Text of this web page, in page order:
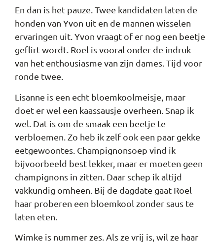
En dan is het pauze. Twee kandidaten laten de
honden van Yvon uit en de mannen wisselen
ervaringen uit. Yvon vraagt of er nog een beetje
geflirt wordt. Roel is vooral onder de indruk
van het enthousiasme van zijn dames. Tijd voor
ronde twee.
Lisanne is een echt bloemkoolmeisje, maar
doet er wel een kaassausje overheen. Snap ik
wel. Dat is om de smaak een beetje te
verbloemen. Zo heb ik zelf ook een paar gekke
eetgewoontes. Champignonsoep vind ik
bijvoorbeeld best lekker, maar er moeten geen
champignons in zitten. Daar schep ik altijd
vakkundig omheen. Bij de dagdate gaat Roel
haar proberen een bloemkool zonder saus te
laten eten.
Wimke is nummer zes. Als ze vrij is, wil ze haar